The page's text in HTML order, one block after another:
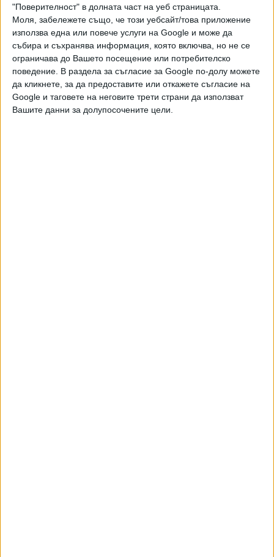
"Поверителност" в долната част на уеб страницата.
Моля, забележете също, че този уебсайт/това приложение
използва една или повече услуги на Google и може да
събира и съхранява информация, която включва, но не се
ограничава до Вашето посещение или потребителско
поведение. В раздела за съгласие за Google по-долу можете
да кликнете, за да предоставите или откажете съгласие на
Google и таговете на неговите трети страни да използват
Вашите данни за долупосочените цели.
Ако искате да подкрепите независимата
и качествена журналистика в “Сега”,
можете да направите дарение през
PayPal
Ключови думи: Израел, извънредно правителство